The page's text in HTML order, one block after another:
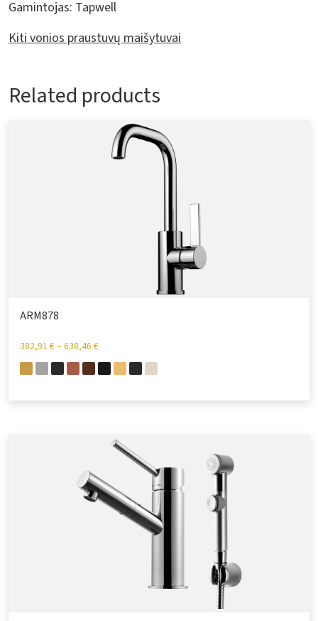
Gamintojas: Tapwell
Kiti vonios praustuvų maišytuvai
Related products
ARM878
382,91 €– 638,46 €